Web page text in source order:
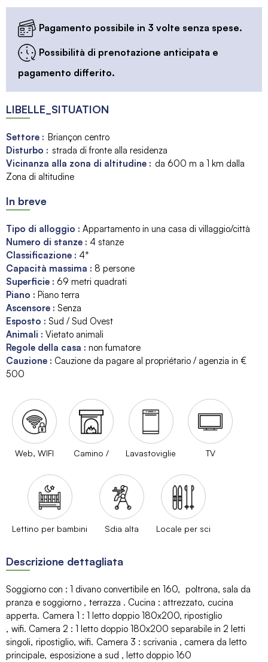
Pagamento possibile in 3 volte senza spese.
Possibilità di prenotazione anticipata e
pagamento differito.
LIBELLE_SITUATION
Settore : Briançon centro
Disturbo : strada di fronte alla residenza
Vicinanza alla zona di altitudine : da 600 m a 1 km dalla
Zona di altitudine
In breve
Tipo di alloggio : Appartamento in una casa di villaggio/città
Numero di stanze : 4 stanze
Classificazione : 4*
Capacità massima : 8 persone
Superficie : 69 metri quadrati
Piano : Piano terra
Ascensore : Senza
Esposto : Sud / Sud Ovest
Animali : Vietato animali
Regole della casa : non fumatore
Cauzione : Cauzione da pagare al propriétario / agenzia in €
500
Web, WIFI Camino / Lavastoviglie TV
Lettino per bambini Sdia alta Locale per sci
Descrizione dettagliata
Soggiorno con : 1 divano convertibile en 160 poltrona sala da
pranza e soggiorno
terrazza Cucina : attrezzato cucina
apperta Camera 1 : 1 letto doppio 180x200 ripostiglio
wifi Camera 2 : 1 letto doppio 180x200 separabile in 2 letti
singoli ripostiglio wifi Camera 3 : scrivania
camera da letto
principale esposizione a sud
letto doppio 160